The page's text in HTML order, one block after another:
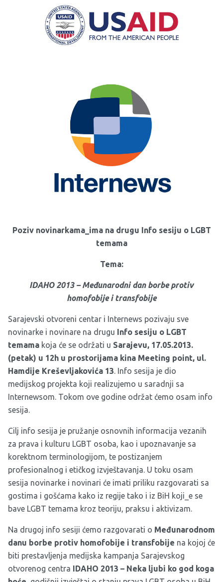
Poziv novinarkama_ima na drugu Info sesiju o LGBT
temama
Tema:
IDAHO 2013 – Međunarodni dan borbe protiv
homofobije i transfobije
Sarajevski otvoreni centar i Internews pozivaju sve
novinarke i novinare na drugu Info sesiju o LGBT
temama koja će se održati u Sarajevu, 17.05.2013.
(petak) u 12h u prostorijama kina Meeting point, ul.
Hamdije Kreševljakovića 13. Info sesija je dio
medijskog projekta koji realizujemo u saradnji sa
Internewsom. Tokom ove godine održat ćemo osam info
sesija.
Cilj info sesija je pružanje osnovnih informacija vezanih
za prava i kulturu LGBT osoba, kao i upoznavanje sa
korektnom terminologijom, te postizanjem
profesionalnog i etičkog izvještavanja. U toku osam
sesija novinarke i novinari će imati priliku razgovarati sa
gostima i gošćama kako iz regije tako i iz BiH koji_e se
bave LGBT temama kroz teoriju, praksu i aktivizam.
Na drugoj info sesiji ćemo razgovarati o Međunarodnom
danu borbe protiv homofobije i transfobije na kojoj će
biti prestavljenja medijska kampanja Sarajevskog
otvorenog centra IDAHO 2013 – Neka ljubi ko god koga